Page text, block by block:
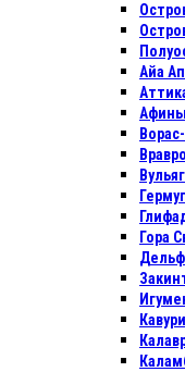
Айа
Афины
Гора
Кавури